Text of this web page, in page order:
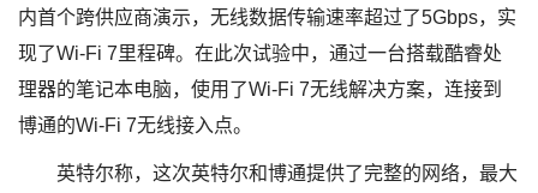
内首个跨供应商演示，无线数据传输速率超过了5Gbps，实
现了Wi-Fi 7里程碑。在此次试验中，通过一台搭载酷睿处
理器的笔记本电脑，使用了Wi-Fi 7无线解决方案，连接到
博通的Wi-Fi 7无线接入点。
英特尔称，这次英特尔和博通提供了完整的网络，最大